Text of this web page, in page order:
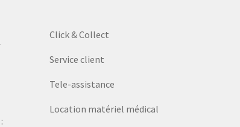
:
Click & Collect
Service client
Tele-assistance
Location matériel médical